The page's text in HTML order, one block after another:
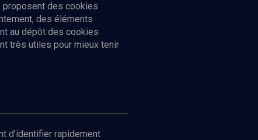
proposent des cookies
des éléments
au dépôt des cookies
très utiles pour mieux tenir
d’identifier rapidement